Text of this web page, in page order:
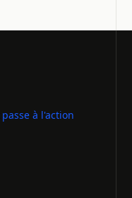
passe à l'action